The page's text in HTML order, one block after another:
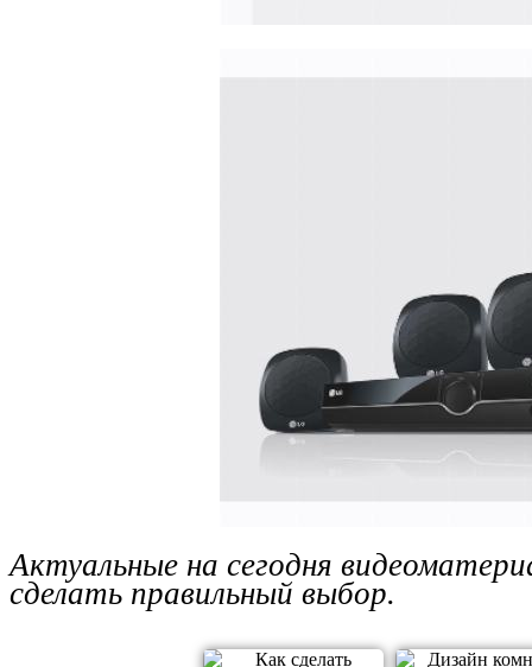
Актуальные на сегодня
сделать правильный выбор.